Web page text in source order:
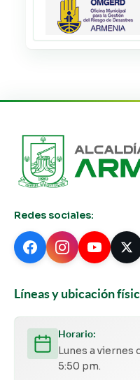
Redes sociales:
Líneas y ubicación
Horario:
Lunes a viernes
5:50 pm.